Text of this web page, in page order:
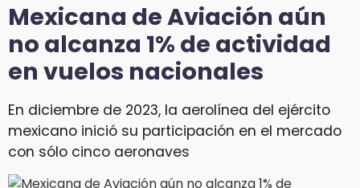
Mexicana de Aviación aún
no alcanza 1% de actividad
en vuelos nacionales
En diciembre de 2023, la aerolínea del ejército
mexicano inició su participación en el mercado
con sólo cinco aeronaves